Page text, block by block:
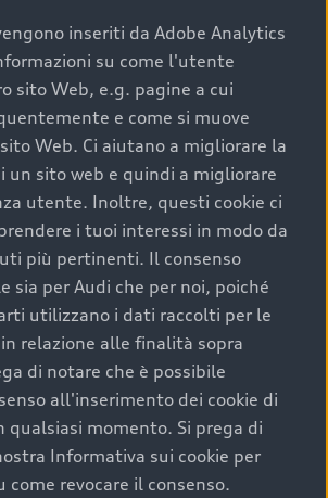
inseriti da Adobe Analytics
su come l'utente
sito Web, e.g. pagine a cui
e come si muove
Web. Ci aiutano a migliorare la
un sito web e quindi a migliorare
utente. Inoltre, questi cookie ci
i tuoi interessi in modo da
più pertinenti. Il consenso
sia per Audi che per noi, poiché
utilizzano i dati raccolti per le
relazione alle finalità sopra
di notare che è possibile
all'inserimento dei cookie di
qualsiasi momento. Si prega di
Informativa sui cookie per
come revocare il consenso.